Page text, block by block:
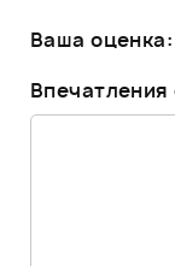
Ваша оценка:
Впечатления